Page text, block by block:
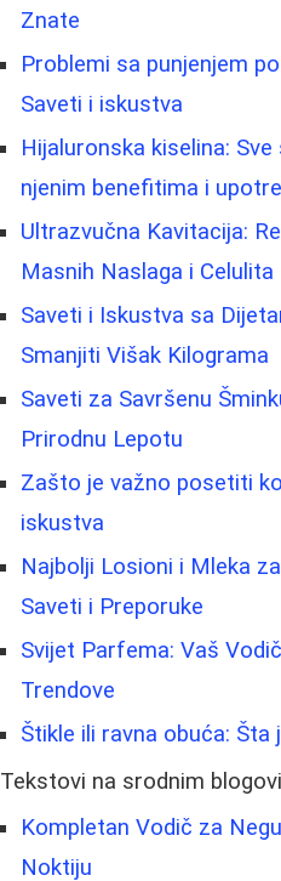
Znate
Problemi sa punjenjem
Saveti i iskustva
Hijaluronska kiselina:
njenim benefitima i
Ultrazvučna Kavitacija:
Masnih Naslaga i Celulita
Saveti i Iskustva sa
Smanjiti Višak Kilograma
Saveti za Savršenu
Prirodnu Lepotu
Zašto je važno posetiti
iskustva
Najbolji Losioni i Mleka
Saveti i Preporuke
Svijet Parfema: Vaš
Trendove
Štikle ili ravna obuća: Šta
Tekstovi na srodnim
Kompletan Vodič za
Noktiju